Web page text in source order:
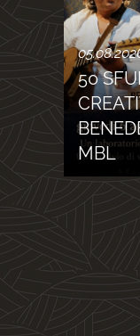
50
MBL